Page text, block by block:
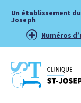
Un établissement
Joseph
Numéros